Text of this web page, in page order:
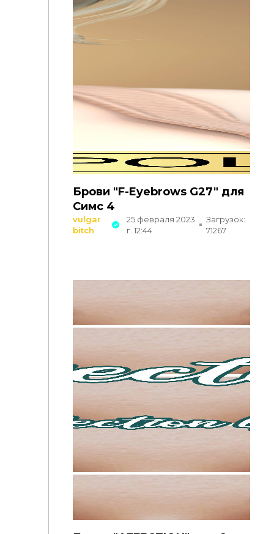
Брови "F-Eyebrows G27" для
Симс 4
vulgar
bitch
25 февраля 2023
г. 12:44
Загрузок:
71267